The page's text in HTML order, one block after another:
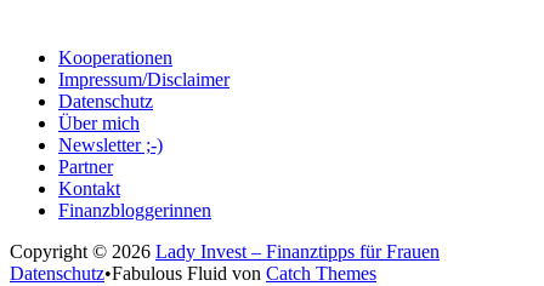
Kooperationen
Impressum/Disclaimer
Datenschutz
Über mich
Newsletter ;-)
Partner
Kontakt
Finanzbloggerinnen
Copyright © 2026 Lady Invest – Finanztipps für Frauen
Datenschutz•Fabulous Fluid von Catch Themes